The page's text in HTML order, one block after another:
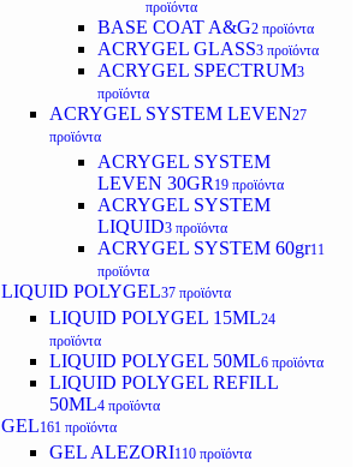
προϊόντα
BASE COAT A&G2 προϊόντα
ACRYGEL GLASS3 προϊόντα
ACRYGEL SPECTRUM3
προϊόντα
ACRYGEL SYSTEM LEVEN27
προϊόντα
ACRYGEL SYSTEM
LEVEN 30GR 19 προϊόντα
ACRYGEL SYSTEM
LIQUID3 προϊόντα
ACRYGEL SYSTEM 60gr11
προϊόντα
LIQUID POLYGEL37 προϊόντα
LIQUID POLYGEL 15ML24
προϊόντα
LIQUID POLYGEL 50ML6 προϊόντα
LIQUID POLYGEL REFILL
50ML4 προϊόντα
GEL161 προϊόντα
GEL ALEZORI110 προϊόντα